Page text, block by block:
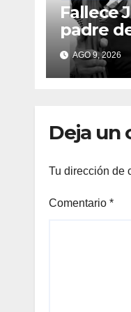
Fallece
padre
los 68
Rosario
AGO 9, 2026
Deja un
Tu dirección de
Comentario *